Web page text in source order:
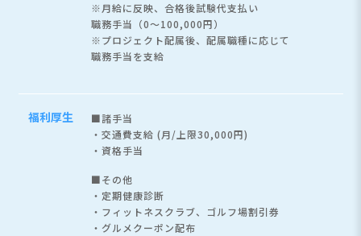
※月給に反映、合格後試験代支払い
職務手当（0～100,000円）
※プロジェクト配属後、配属職種に応じて
職務手当を支給
福利厚生
■諸手当
・交通費支給 (月/上限30,000円)
・資格手当
■その他
・定期健康診断
・フィットネスクラブ、ゴルフ場割引券
・グルメクーポン配布